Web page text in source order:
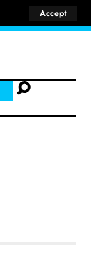
Accept